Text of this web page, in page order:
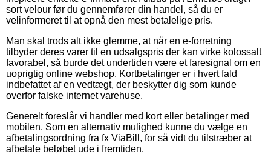
sort velour før du gennemfører din handel, så du er
velinformeret til at opnå den mest betalelige pris.
Man skal trods alt ikke glemme, at når en e-forretning
tilbyder deres varer til en udsalgspris der kan virke kolossalt
favorabel, så burde det undertiden være et faresignal om en
uoprigtig online webshop. Kortbetalinger er i hvert fald
indbefattet af en vedtægt, der beskytter dig som kunde
overfor falske internet varehuse.
Generelt foreslår vi handler med kort eller betalinger med
mobilen. Som en alternativ mulighed kunne du vælge en
afbetalingsordning fra fx ViaBill, for så vidt du tilstræber at
afbetale beløbet ude i fremtiden.